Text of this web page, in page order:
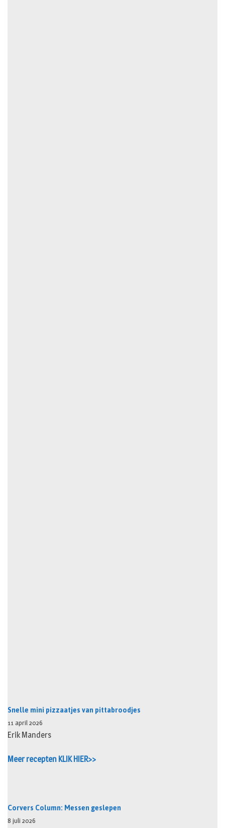
Snelle mini pizzaatjes van pittabroodjes
11 april 2026
Erik Manders
Meer recepten KLIK HIER>>
Corvers Column: Messen geslepen
8 juli 2026